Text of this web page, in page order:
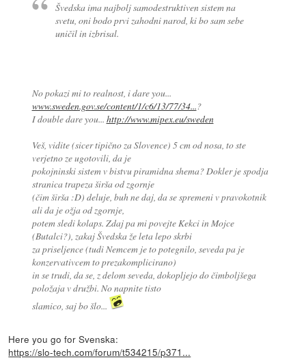
Švedska ima najbolj samodestruktiven sistem na
svetu, oni bodo prvi zahodni narod, ki bo sam sebe
uničil in izbrisal.
No pokazi mi to realnost, i dare you...
www.sweden.gov.se/content/1/c6/13/77/34...?
I double dare you... http://www.mipex.eu/sweden
Veš, vidite (sicer tipično za Slovence) 5 cm od nosa, to ste
verjetno ze ugotovili, da je
pokojninski sistem v bistvu piramidna shema? Dokler je spodja
stranica trapeza širša od zgornje
(čim širša :D) deluje, buh ne daj, da se spremeni v pravokotnik
ali da je ožja od zgornje,
potem sledi kolaps. Zdaj pa mi povejte Kekci in Mojce
(Butalci?), zakaj Švedska že leta lepo skrbi
za priseljence (tudi Nemcem je to potegnilo, seveda pa je
konzervativcem to prezakomplicirano)
in se trudi, da se, z delom seveda, dokopljejo do čimboljšega
položaja v družbi. No napnite tisto
slamico, saj bo šlo...
Here you go for Svenska:
https://slo-tech.com/forum/t534215/p371...